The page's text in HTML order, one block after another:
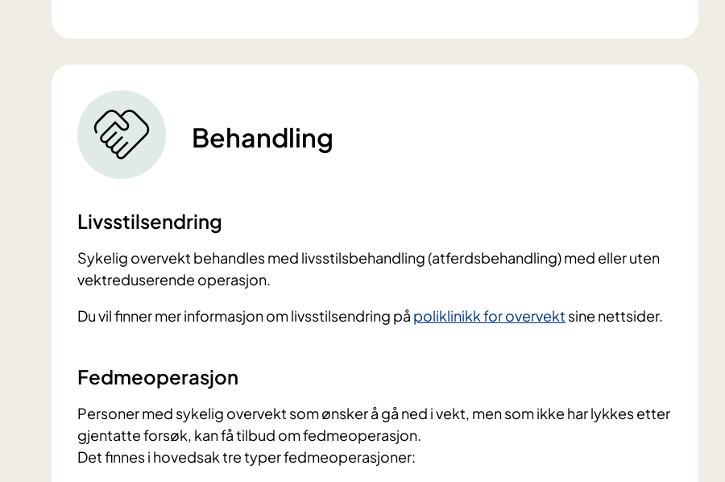
Behandling
Livsstilsendring
Sykelig overvekt behandles med livsstilsbehandling (atferdsbehandling) med eller uten
vektreduserende operasjon.
Du vil finner mer informasjon om livsstilsendring på poliklinikk for overvekt sine nettsider.
Fedmeoperasjon
Personer med sykelig overvekt som ønsker å gå ned i vekt, men som ikke har lykkes etter
gjentatte forsøk, kan få tilbud om fedmeoperasjon.
Det finnes i hovedsak tre typer fedmeoperasjoner: